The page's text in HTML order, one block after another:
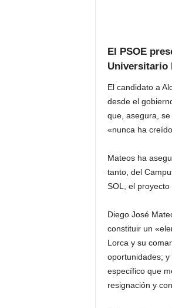
El PSOE
Universitario
El candidato a
desde el
que, asegura,
«nunca ha
Mateos ha
tanto, del
SOL, el
Diego José
constituir un
Lorca y su
oportunidades;
específico que
resignación y